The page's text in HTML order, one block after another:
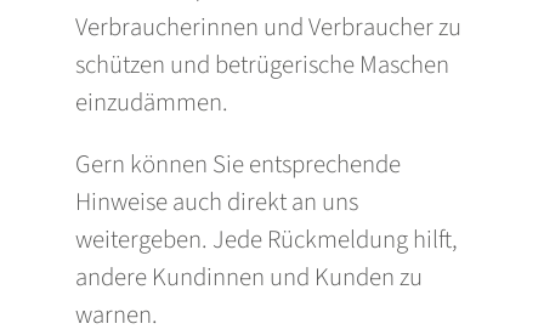
Verbraucherinnen und Verbraucher zu
schützen und betrügerische Maschen
einzudämmen.
Gern können Sie entsprechende
Hinweise auch direkt an uns
weitergeben. Jede Rückmeldung hilft,
andere Kundinnen und Kunden zu
warnen.